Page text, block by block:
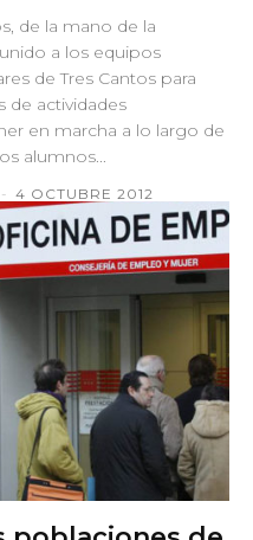
de la mano de la
a los equipos
de Tres Cantos para
de actividades
en marcha a lo largo de
alumnos...
- 4 OCTUBRE 2012